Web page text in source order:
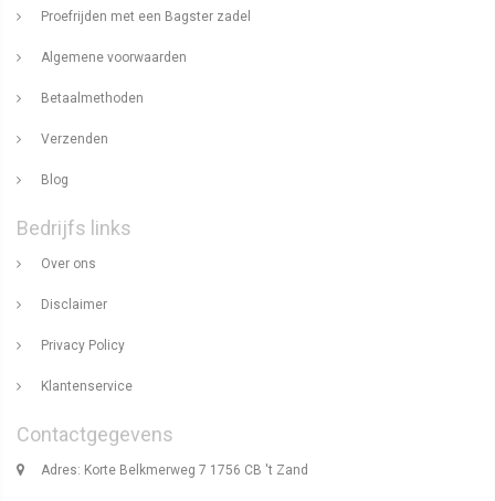
Proefrijden met een Bagster zadel
Algemene voorwaarden
Betaalmethoden
Verzenden
Blog
Bedrijfs links
Over ons
Disclaimer
Privacy Policy
Klantenservice
Contactgegevens
Adres: Korte Belkmerweg 7 1756 CB 't Zand